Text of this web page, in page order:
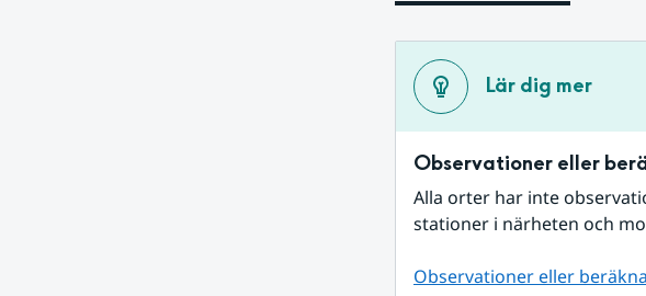
Lär dig mer
Observationer eller
Alla orter har inte
stationer i närheten och
Observationer eller